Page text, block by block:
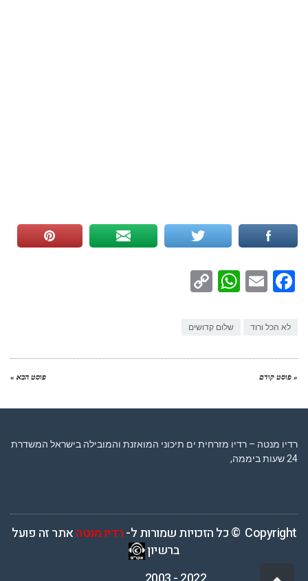
Facebook
Email
WhatsApp
לא הכל ורוד שלום קדושים
« פוסט קודם פוסט הבא »
רדיו מנטה – רדיו מזרחית ים תיכוני המואזנת והמובילה בישראל המשדרת
24 שעות ביממה,
Copyright © כל הזכויות שמורות ל- רדיו מנטהאתר זה פועל
ברשיון